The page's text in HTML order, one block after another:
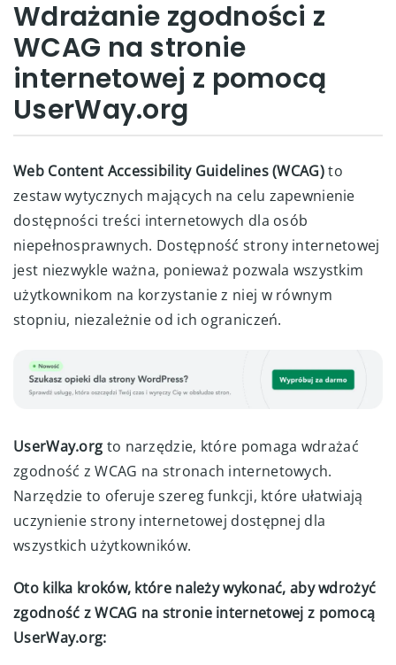
Wdrażanie zgodności z
WCAG na stronie
internetowej z pomocą
UserWay.org
Web Content Accessibility Guidelines (WCAG)to
zestaw wytycznych mających na celu zapewnienie
dostępności treści internetowych dla osób
niepełnosprawnych. Dostępność strony internetowej
jest niezwykle ważna, ponieważ pozwala wszystkim
użytkownikom na korzystanie z niej w równym
stopniu, niezależnie od ich ograniczeń.
UserWay.org to narzędzie, które pomaga wdrażać
zgodność z WCAG na stronach internetowych.
Narzędzie to oferuje szereg funkcji, które ułatwiają
uczynienie strony internetowej dostępnej dla
wszystkich użytkowników.
Oto kilka kroków, które należy wykonać, aby wdrożyć
zgodność z WCAG na stronie internetowej z pomocą
UserWay.org: